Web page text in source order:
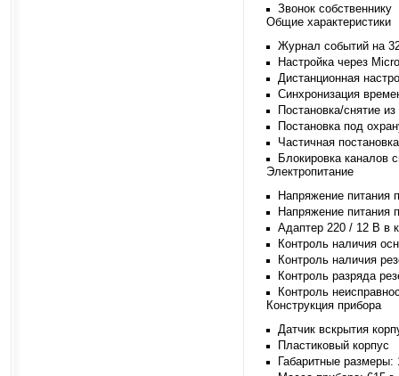
Звонок собственнику
Общие характеристики
Журнал событий на
Настройка через
Дистанционная
Синхронизация
Постановка/снятие
Постановка под
Частичная
Блокировка каналов
Электропитание
Напряжение питания
Напряжение питания
Адаптер 220 / 12 В в
Контроль наличия
Контроль наличия
Контроль разряда
Контроль
Конструкция прибора
Датчик вскрытия
Пластиковый корпус
Габаритные